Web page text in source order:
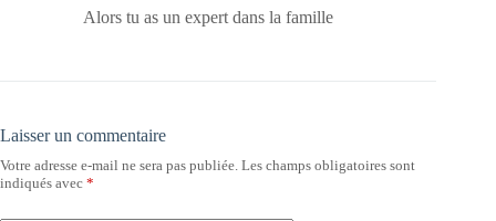
Alors tu as un expert dans la famille
Laisser un commentaire
Votre adresse e-mail ne sera pas publiée. Les champs obligatoires sont
indiqués avec *